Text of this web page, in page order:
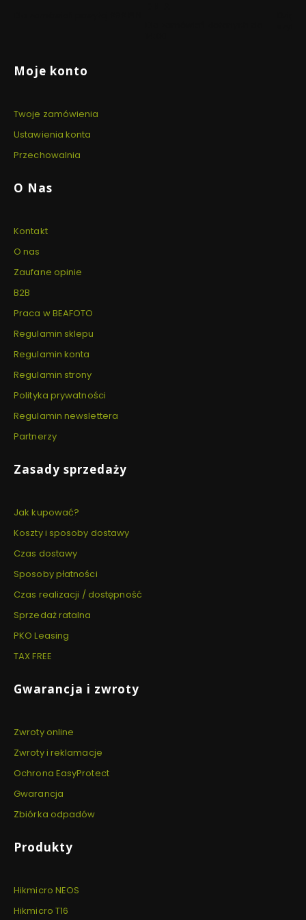
Linki w stopce
Moje konto
Twoje zamówienia
Ustawienia konta
Przechowalnia
O Nas
Kontakt
O nas
Zaufane opinie
B2B
Praca w BEAFOTO
Regulamin sklepu
Regulamin konta
Regulamin strony
Polityka prywatności
Regulamin newslettera
Partnerzy
Zasady sprzedaży
Jak kupować?
Koszty i sposoby dostawy
Czas dostawy
Sposoby płatności
Czas realizacji / dostępność
Sprzedaż ratalna
PKO Leasing
TAX FREE
Gwarancja i zwroty
Zwroty online
Zwroty i reklamacje
Ochrona EasyProtect
Gwarancja
Zbiórka odpadów
Produkty
Hikmicro NEOS
Hikmicro T16